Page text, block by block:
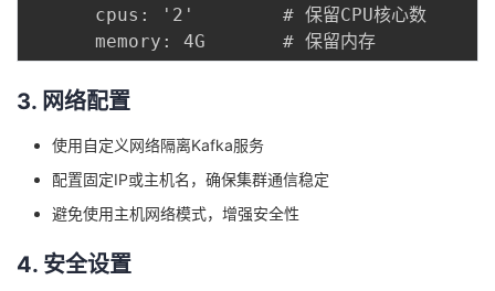
      cpus: '2'        # 保留CPU核心数
3. 网络配置
使用自定义网络隔离Kafka服务
配置固定IP或主机名，确保集群通信稳定
避免使用主机网络模式，增强安全性
4. 安全设置